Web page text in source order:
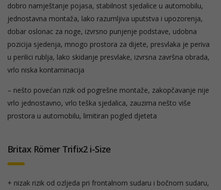
dobro namještanje pojasa, stabilnost sjedalice u automobilu,
jednostavna montaža, lako razumljiva uputstva i upozorenja,
dobar oslonac za noge, izvrsno punjenje podstave, udobna
pozicija sjedenja, mnogo prostora za dijete, presvlaka je periva
u perilici rublja, lako skidanje presvlake, izvrsna završna obrada,
vrlo niska kontaminacija
– nešto povećan rizik od pogrešne montaže, zakopčavanje nije
vrlo jednostavno, vrlo teška sjedalica, zauzima nešto više
prostora u automobilu, limitiran pogled djeteta
Britax Römer Trifix2 i-Size
+ nizak rizik od ozljeda pri frontalnom sudaru i bočnom sudaru,